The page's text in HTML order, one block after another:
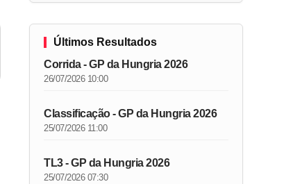
Últimos Resultados
Corrida - GP da Hungria 2026
26/07/2026 10:00
Classificação - GP da Hungria 2026
25/07/2026 11:00
TL3 - GP da Hungria 2026
25/07/2026 07:30